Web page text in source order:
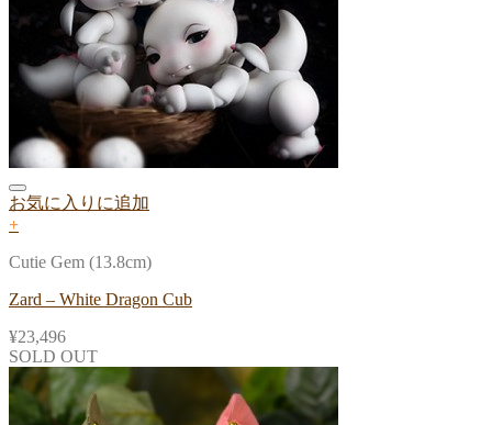
お気に入りに追加
+
Cutie Gem (13.8cm)
Zard – White Dragon Cub
¥23,496
SOLD OUT